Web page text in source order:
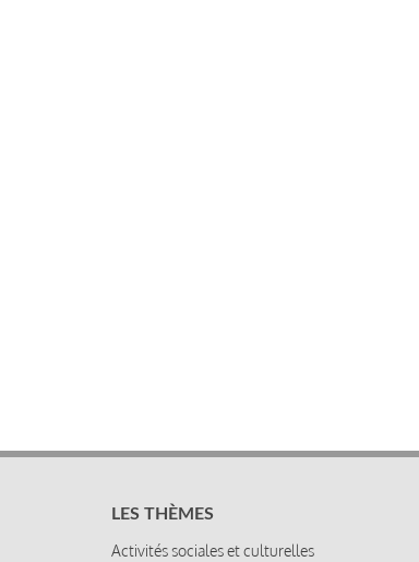
LES THÈMES
Activités sociales et culturelles